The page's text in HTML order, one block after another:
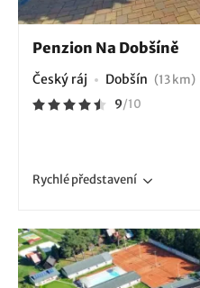
Penzion Na Dobšíně
Český ráj Dobšín (13 km)
9/10
Rychlépředstavení